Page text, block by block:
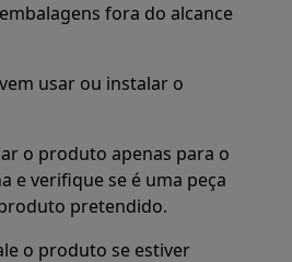
fora do alcance
usar ou instalar o
o produto apenas para o
e verifique se é uma peça
pretendido.
o produto se estiver